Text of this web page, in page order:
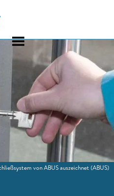
von ABUS auszeichnet (ABUS)